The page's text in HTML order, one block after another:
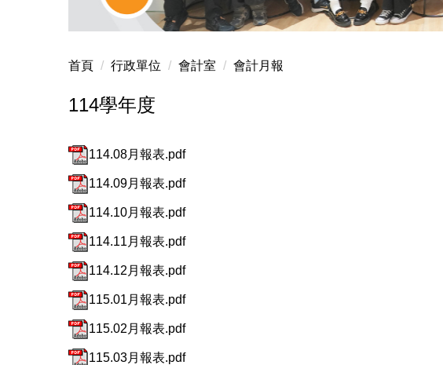
首頁 行政單位 會計室 會計月報
114學年度
114.08月報表.pdf
114.09月報表.pdf
114.10月報表.pdf
114.11月報表.pdf
114.12月報表.pdf
115.01月報表.pdf
115.02月報表.pdf
115.03月報表.pdf